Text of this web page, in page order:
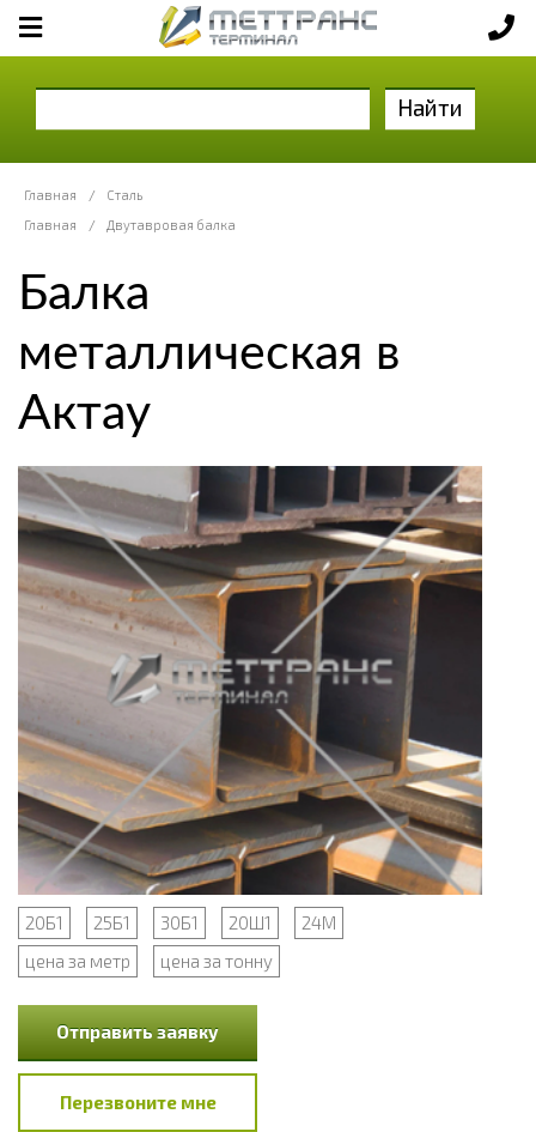
Найти
Главная /
Сталь
Главная
/ Двутавровая балка
Балка
металлическая в
Актау
20Б1 25Б1 30Б1 20Ш1
24М
цена за метр
цена за тонну
Отправить заявку
Перезвоните мне